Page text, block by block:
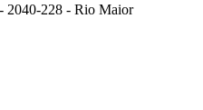
2040-228 - Rio Maior